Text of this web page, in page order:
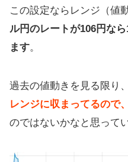
この設定ならレンジ（値
ル円のレートが106円な
ます。
過去の値動きを見る限り、
レンジに収まってるので
のではないかなと思って